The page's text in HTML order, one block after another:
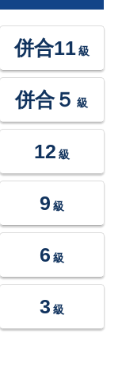
併合11 級
併合５ 級
12 級
9 級
6 級
3 級